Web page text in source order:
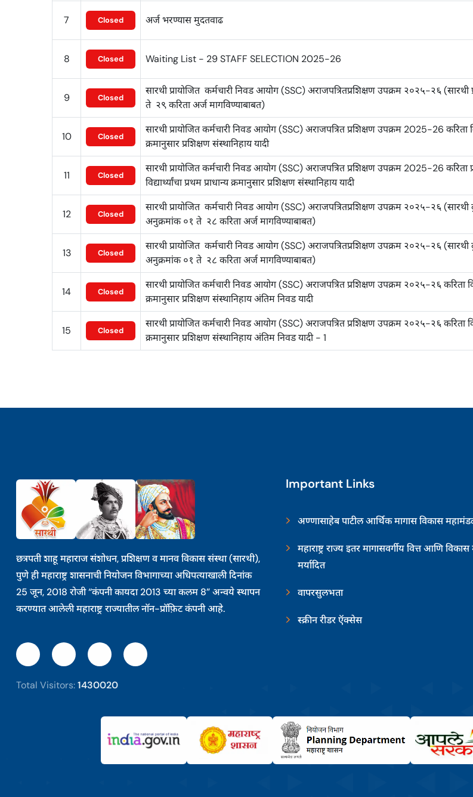
7 Closed अर्ज भरण्यास मुदतवाढ
8 Closed Waiting List - 29 STAFF SELECTION 2025-26
9 Closed
सारथी प्रायोजित कर्मचारी निवड आयोग (SSC) अराजपत्रितप्रशिक्षण उपक्रम २०२५-२६ (सारथी
ते २९ करिता अर्ज मागविण्याबाबत)
10 Closed
सारथी प्रायोजित कर्मचारी निवड आयोग (SSC) अराजपत्रित प्रशिक्षण उपक्रम 2025-26 करिता
क्रमानुसार प्रशिक्षण संस्थानिहाय यादी
11 Closed
सारथी प्रायोजित कर्मचारी निवड आयोग (SSC) अराजपत्रित प्रशिक्षण उपक्रम 2025-26 करिता
विद्यार्थ्यांचा प्रथम प्राधान्य क्रमानुसार प्रशिक्षण संस्थानिहाय यादी
12 Closed
सारथी प्रायोजित कर्मचारी निवड आयोग (SSC) अराजपत्रितप्रशिक्षण उपक्रम २०२५-२६ (सारथी
अनुक्रमांक ०१ ते २८ करिता अर्ज मागविण्याबाबत)
13 Closed
सारथी प्रायोजित कर्मचारी निवड आयोग (SSC) अराजपत्रितप्रशिक्षण उपक्रम २०२५-२६ (सारथी
अनुक्रमांक ०१ ते २८ करिता अर्ज मागविण्याबाबत)
14 Closed
सारथी प्रायोजित कर्मचारी निवड आयोग (SSC) अराजपत्रित प्रशिक्षण उपक्रम २०२५-२६ करिता
क्रमानुसार प्रशिक्षण संस्थानिहाय अंतिम निवड यादी
15 Closed
सारथी प्रायोजित कर्मचारी निवड आयोग (SSC) अराजपत्रित प्रशिक्षण उपक्रम २०२५-२६ करिता
क्रमानुसार प्रशिक्षण संस्थानिहाय अंतिम निवड यादी - 1
छत्रपती शाहू महाराज संशोधन, प्रशिक्षण व मानव विकास संस्था (सारथी),
पुणे ही महाराष्ट्र शासनाची नियोजन विभागाच्या अधिपत्याखाली दिनांक
25 जून, 2018 रोजी “कंपनी कायदा 2013 च्या कलम 8” अन्वये स्थापन
करण्यात आलेली महाराष्ट्र राज्यातील नॉन-प्रॉफ़िट कंपनी आहे.
Total Visitors:1430020
Important Links
अण्णासाहेब पाटील आर्थिक मागास विकास
महाराष्ट्र राज्य इतर मागासवर्गीय वित्त आणि
मर्यादित
वापरसुलभता
स्क्रीन रीडर ऍक्सेस